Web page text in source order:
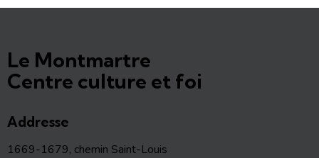
Le Montmartre
Centre culture et foi
Addresse
1669-1679, chemin Saint-Louis